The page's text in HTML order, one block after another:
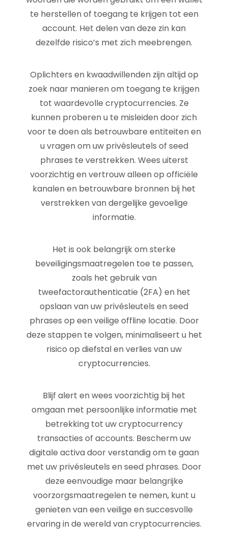
te herstellen of toegang te krijgen tot een
account. Het delen van deze zin kan
dezelfde risico’s met zich meebrengen.
Oplichters en kwaadwillenden zijn altijd op
zoek naar manieren om toegang te krijgen
tot waardevolle cryptocurrencies. Ze
kunnen proberen u te misleiden door zich
voor te doen als betrouwbare entiteiten en
u vragen om uw privésleutels of seed
phrases te verstrekken. Wees uiterst
voorzichtig en vertrouw alleen op officiële
kanalen en betrouwbare bronnen bij het
verstrekken van dergelijke gevoelige
informatie.
Het is ook belangrijk om sterke
beveiligingsmaatregelen toe te passen,
zoals het gebruik van
tweefactorauthenticatie (2FA) en het
opslaan van uw privésleutels en seed
phrases op een veilige offline locatie. Door
deze stappen te volgen, minimaliseert u het
risico op diefstal en verlies van uw
cryptocurrencies.
Blijf alert en wees voorzichtig bij het
omgaan met persoonlijke informatie met
betrekking tot uw cryptocurrency
transacties of accounts. Bescherm uw
digitale activa door verstandig om te gaan
met uw privésleutels en seed phrases. Door
deze eenvoudige maar belangrijke
voorzorgsmaatregelen te nemen, kunt u
genieten van een veilige en succesvolle
ervaring in de wereld van cryptocurrencies.